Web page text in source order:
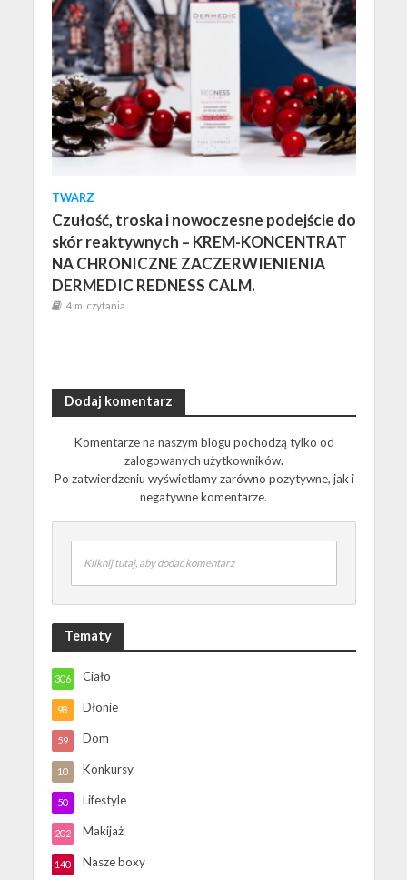
TWARZ
Czułość, troska i nowoczesne podejście do
skór reaktywnych – KREM-KONCENTRAT
NA CHRONICZNE ZACZERWIENIENIA
DERMEDIC REDNESS CALM.
4 m. czytania
Dodaj komentarz
Komentarze na naszym blogu pochodzą tylko od
zalogowanych użytkowników.
Po zatwierdzeniu wyświetlamy zarówno pozytywne, jak i
negatywne komentarze.
Kliknij tutaj, aby dodać komentarz
Tematy
Ciało
306
Dłonie
98
Dom
59
Konkursy
10
Lifestyle
50
Makijaż
202
Nasze boxy
140